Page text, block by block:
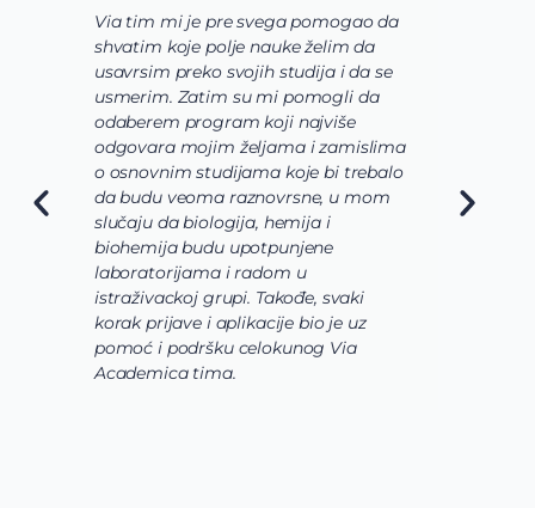
Via tim mi je pre svega pomogao da
shvatim koje polje nauke želim da
usavrsim preko svojih studija i da se
usmerim. Zatim su mi pomogli da
odaberem program koji najviše
odgovara mojim željama i zamislima
o osnovnim studijama koje bi trebalo
da budu veoma raznovrsne, u mom
slučaju da biologija, hemija i
biohemija budu upotpunjene
laboratorijama i radom u
istraživackoj grupi. Takođe, svaki
korak prijave i aplikacije bio je uz
pomoć i podršku celokunog Via
Academica tima.